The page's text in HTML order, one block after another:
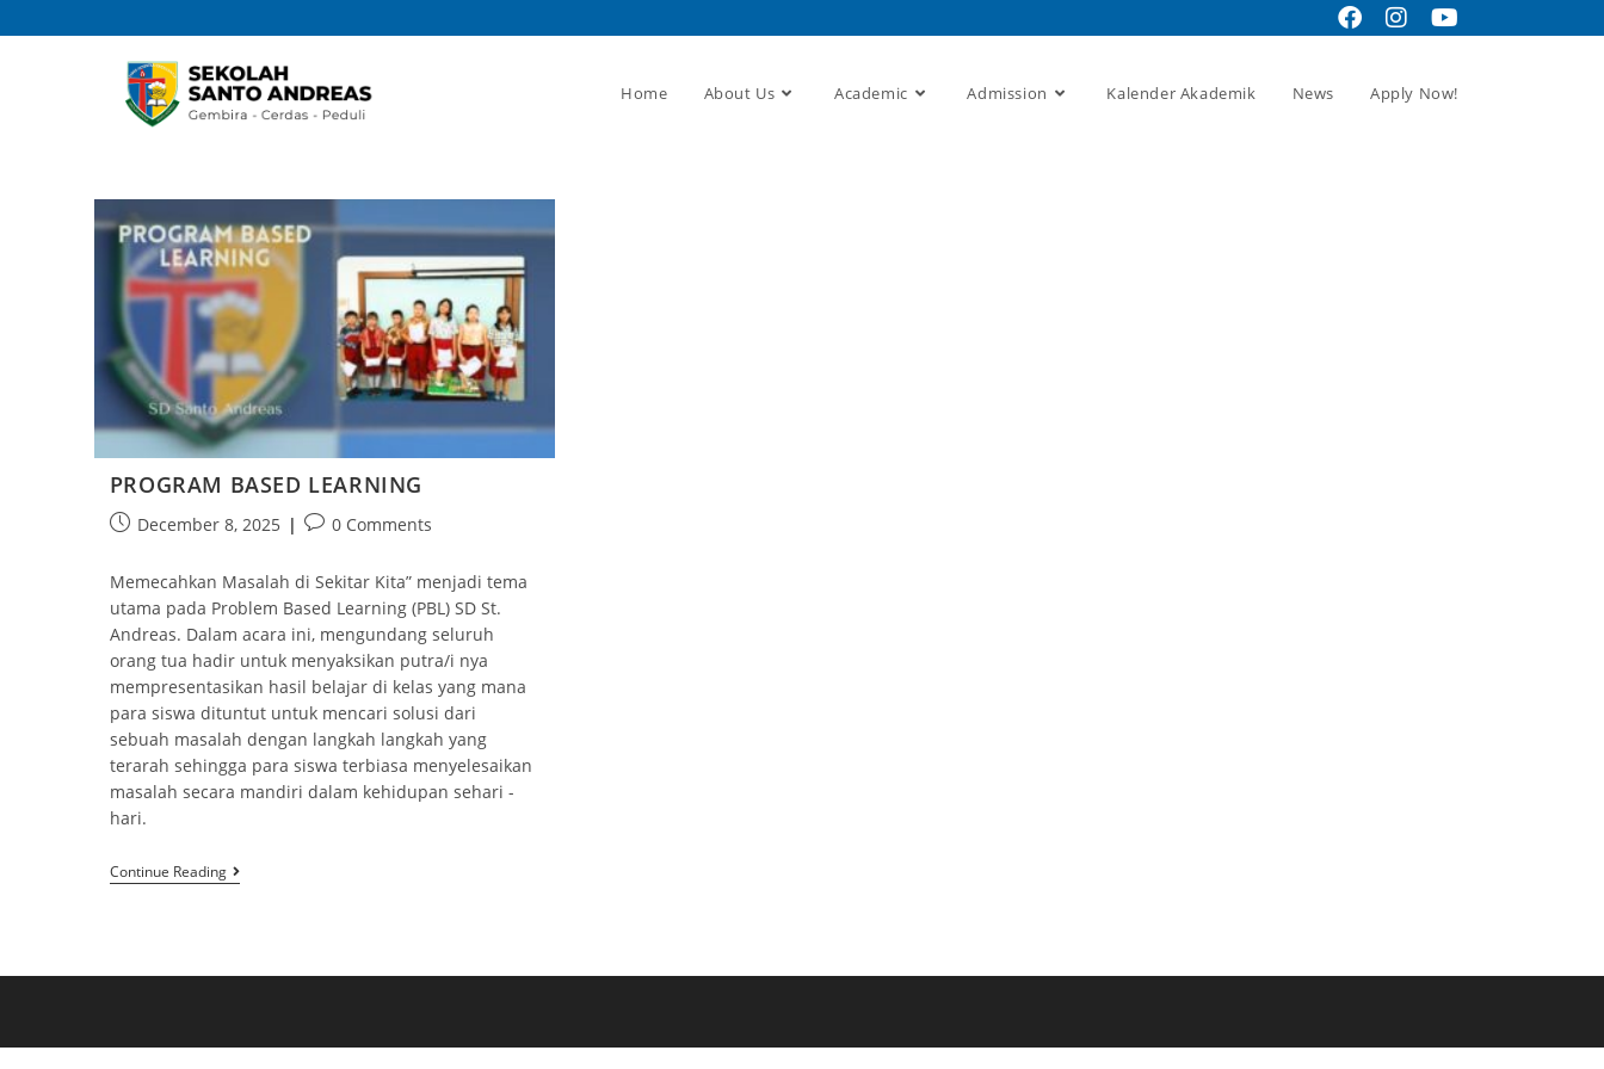
Home About Us Academic Admission Kalender Akademik News Apply Now!
PROGRAM BASED LEARNING
December 8, 2025 0 Comments
Memecahkan Masalah di Sekitar Kita” menjadi tema
utama pada Problem Based Learning (PBL) SD St.
Andreas. Dalam acara ini, mengundang seluruh
orang tua hadir untuk menyaksikan putra/i nya
mempresentasikan hasil belajar di kelas yang mana
para siswa dituntut untuk mencari solusi dari
sebuah masalah dengan langkah langkah yang
terarah sehingga para siswa terbiasa menyelesaikan
masalah secara mandiri dalam kehidupan sehari -
hari.
Continue Reading